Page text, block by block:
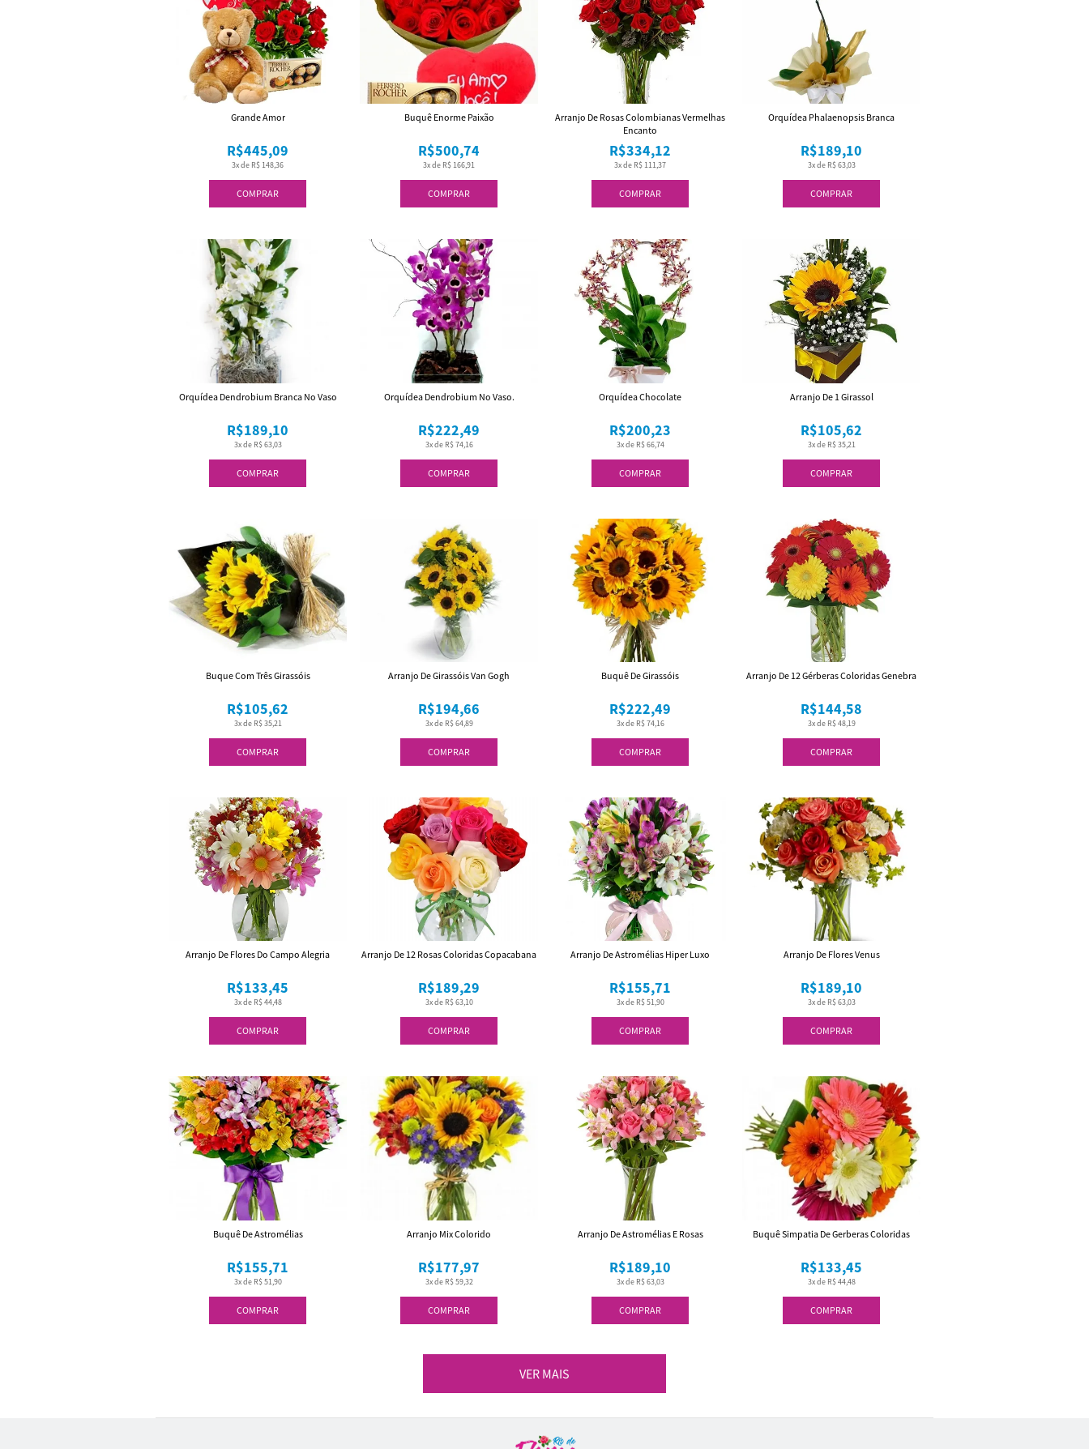
COMPRAR
3x de R$ 148,36
R$445,09
Grande Amor
COMPRAR
3x de R$ 166,91
R$500,74
Buquê Enorme Paixão
COMPRAR
3x de R$ 111,37
R$334,12
Arranjo De Rosas Colombianas Vermelhas
Encanto
COMPRAR
3x de R$ 63,03
R$189,10
Orquídea Phalaenopsis Branca
COMPRAR
3x de R$ 63,03
R$189,10
Orquídea Dendrobium Branca No Vaso
COMPRAR
3x de R$ 74,16
R$222,49
Orquídea Dendrobium No Vaso.
COMPRAR
3x de R$ 66,74
R$200,23
Orquídea Chocolate
COMPRAR
3x de R$ 35,21
R$105,62
Arranjo De 1 Girassol
COMPRAR
3x de R$ 35,21
R$105,62
Buque Com Três Girassóis
COMPRAR
3x de R$ 64,89
R$194,66
Arranjo De Girassóis Van Gogh
COMPRAR
3x de R$ 74,16
R$222,49
Buquê De Girassóis
COMPRAR
3x de R$ 48,19
R$144,58
Arranjo De 12 Gérberas Coloridas Genebra
COMPRAR
3x de R$ 44,48
R$133,45
Arranjo De Flores Do Campo Alegria
COMPRAR
3x de R$ 63,10
R$189,29
Arranjo De 12 Rosas Coloridas Copacabana
COMPRAR
3x de R$ 51,90
R$155,71
Arranjo De Astromélias Hiper Luxo
COMPRAR
3x de R$ 63,03
R$189,10
Arranjo De Flores Venus
COMPRAR
3x de R$ 51,90
R$155,71
Buquê De Astromélias
COMPRAR
3x de R$ 59,32
R$177,97
Arranjo Mix Colorido
COMPRAR
3x de R$ 63,03
R$189,10
Arranjo De Astromélias E Rosas
COMPRAR
3x de R$ 44,48
R$133,45
Buquê Simpatia De Gerberas Coloridas
VER MAIS